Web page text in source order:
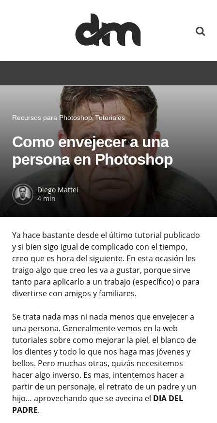
Recursos para Photoshop Tutoriales
Como envejecer a una
persona en Photoshop
Diego Mattei
4 min
Ya hace bastante desde el último tutorial publicado
y si bien sigo igual de complicado con el tiempo,
creo que es hora del siguiente. En esta ocasión les
traigo algo que creo les va a gustar, porque sirve
tanto para aplicarlo a un trabajo (específico) o para
divertirse con amigos y familiares.
Se trata nada mas ni nada menos que envejecer a
una persona. Generalmente vemos en la web
tutoriales sobre como mejorar la piel, el blanco de
los dientes y todo lo que nos haga mas jóvenes y
bellos. Pero muchas otras, quizás necesitemos
hacer algo inverso. Es mas, intentemos hacer a
partir de un personaje, el retrato de un padre y un
hijo… aprovechando que se avecina el DIA DEL
PADRE.